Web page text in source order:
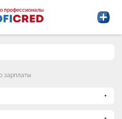
профессионалы
профессионалы
зарплаты